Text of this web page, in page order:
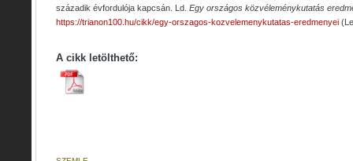
századik évfordulója kapcsán. Ld. Egy országos közvéleménykutatás
https://trianon100.hu/cikk/egy-orszagos-kozvelemenykutatas-eredmenyei
A cikk letölthető: